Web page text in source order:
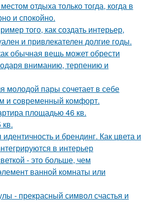
отдыха только тогда, когда в
и спокойно.
того, как создать интерьер,
и привлекателен долгие годы.
обычная вещь может обрести
вниманию, терпению и
молодой пары сочетает в себе
и современный комфорт.
площадью 46 кв.
и брендинг. Как цвета и
в интерьер
- это больше, чем
ванной комнаты или
- прекрасный символ счастья и